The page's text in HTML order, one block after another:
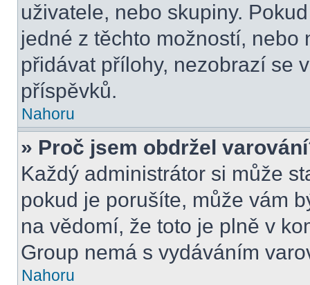
uživatele, nebo skupiny.
jedné z těchto možností,
přidávat přílohy, nezobrazí se
příspěvků.
Nahoru
» Proč jsem obdržel
Každý administrátor si může
pokud je porušíte, může vám
na vědomí, že toto je plně v
Group nemá s vydáváním
Nahoru